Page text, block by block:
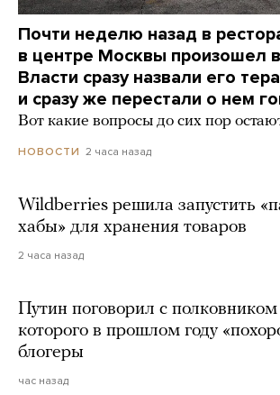
Почти неделю назад в
в центре Москвы произошел
Власти сразу назвали его
и сразу же перестали о нем
Вот какие вопросы до сих пор
НОВОСТИ 2 часа назад
Wildberries решила запустить
хабы» для хранения товаров
2 часа назад
Путин поговорил с
которого в прошлом году
блогеры
час назад